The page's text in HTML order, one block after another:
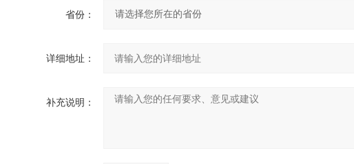
省份：
详细地址：
补充说明：